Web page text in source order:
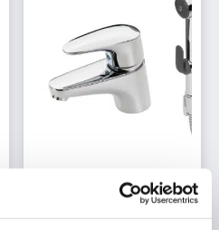
Pesuallashana Oras